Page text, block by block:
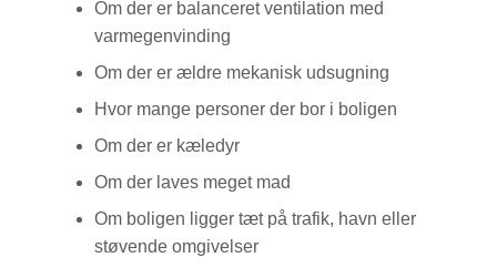
Om der er balanceret ventilation med
varmegenvinding
Om der er ældre mekanisk udsugning
Hvor mange personer der bor i boligen
Om der er kæledyr
Om der laves meget mad
Om boligen ligger tæt på trafik, havn eller
støvende omgivelser